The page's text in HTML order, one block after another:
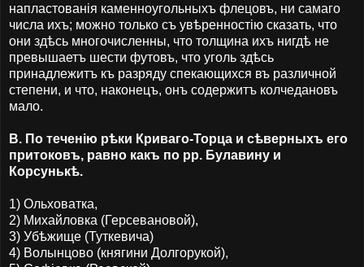
напластованія каменноугольныхъ флецовъ, ни самаго
числа ихъ; можно только съ увѣренностію сказать, что
они здѣсь многочисленны, что толщина ихъ нигдѣ не
превышаетъ шести футовъ, что уголь здѣсь
принадлежитъ къ разряду спекающихся въ различной
степени, и что, наконецъ, онъ содержитъ колчедановъ
мало.
В. По теченію рѣки Криваго-Торца и сѣверныхъ его
притоковъ, равно какъ по рр. Булавину и
Корсунькѣ.
1) Ольховатка,
2) Михайловка (Герсевановой),
3) Убѣжище (Туткевича)
4) Волынцово (княгини Долгорукой),